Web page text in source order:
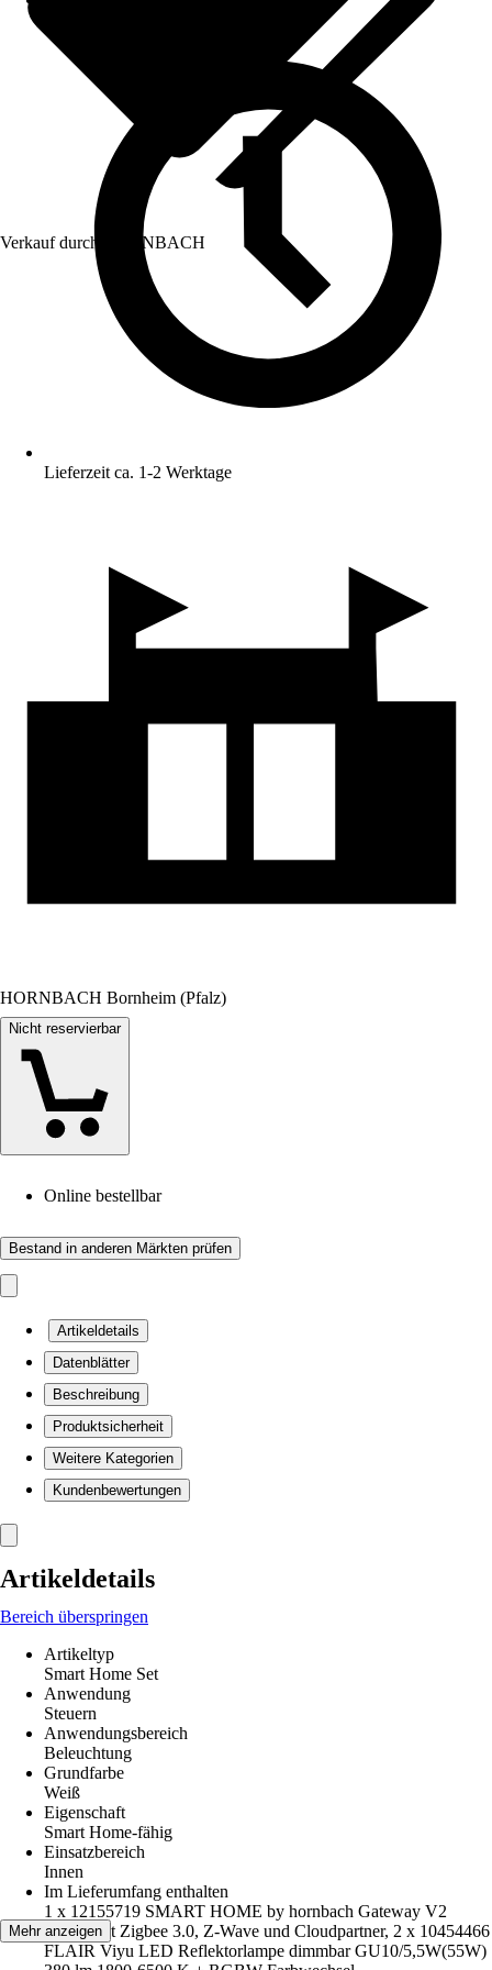
Verkauf durch: HORNBACH
Lieferzeit ca. 1-2 Werktage
HORNBACH Bornheim (Pfalz)
Nicht reservierbar
Online bestellbar
Bestand in anderen Märkten prüfen
Artikeldetails
Datenblätter
Beschreibung
Produktsicherheit
Weitere Kategorien
Kundenbewertungen
Artikeldetails
Bereich überspringen
Artikeltyp
Smart Home Set
Anwendung
Steuern
Anwendungsbereich
Beleuchtung
Grundfarbe
Weiß
Eigenschaft
Smart Home-fähig
Einsatzbereich
Innen
Im Lieferumfang enthalten
1 x 12155719 SMART HOME by hornbach Gateway V2
unterstützt Zigbee 3.0, Z-Wave und Cloudpartner, 2 x 10454466
FLAIR Viyu LED Reflektorlampe dimmbar GU10/5,5W(55W)
Mehr anzeigen